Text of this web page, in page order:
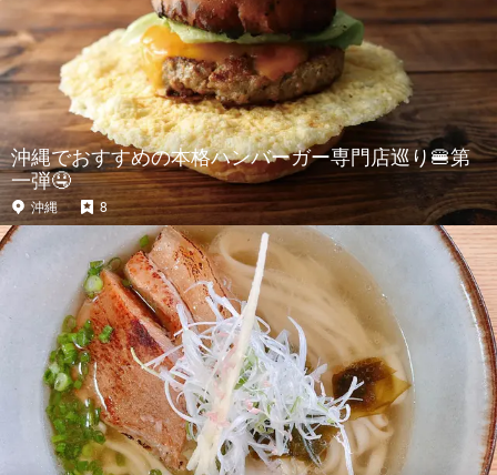
沖縄でおすすめの本格ハンバーガー専門店巡り🍔第
一弾🤤
沖縄 8